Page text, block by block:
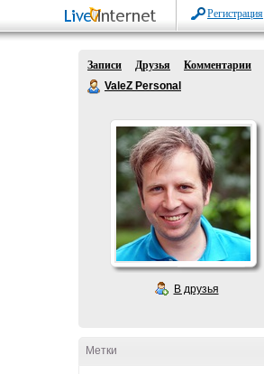
Регистрация
Записи Друзья
Комментарии
ValeZ Personal
В друзья
Метки